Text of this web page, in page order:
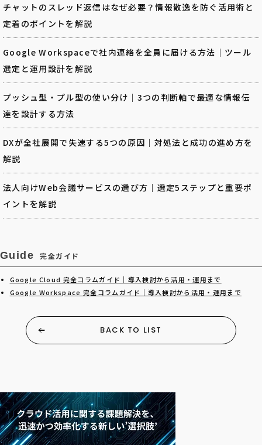
チャットのスレッド返信はなぜ必要？情報散逸を防ぐ活用術と
定着のポイントを解説
Google Workspaceで社内連絡を全員に届ける方法｜ツール
選定と運用設計を解説
プッシュ型・プル型の使い分け｜3つの判断軸で最適な情報伝
達を設計する方法
DXが全社展開で失速する5つの原因｜対処法と成功の進め方を
解説
法人向けWeb会議サービスの選び方｜選定5ステップと重要ポ
イントを解説
Guide 完全ガイド
Google Cloud 完全コラムガイド｜導入検討から活用・運用まで
Google Workspace 完全コラムガイド｜導入検討から活用・運用まで
BACK TO LIST